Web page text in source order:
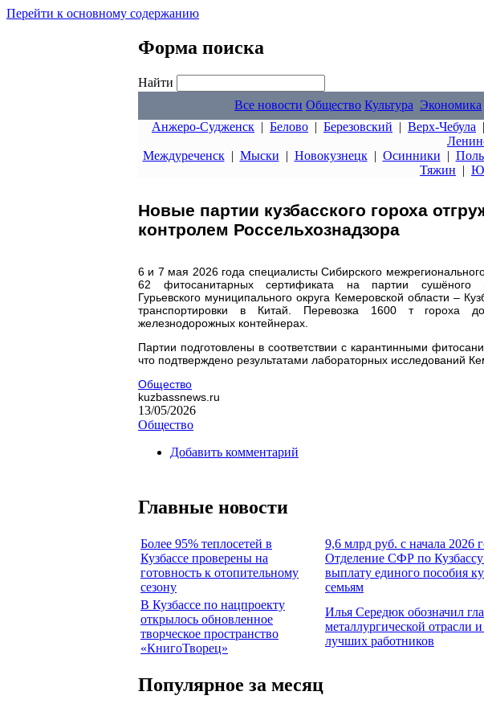
Перейти к основному содержанию
Форма поиска
Найти
Все новости Общество Культура Экономика
Анжеро-Судженск | Белово | Березовский | Верх-Чебула |
Междуреченск| Мыски | Новокузнецк| Осинники |
Тяжин |
Новые партии кузбасского гороха
контролем Россельхознадзора
6 и 7 мая 2026 года специалисты Сибирского
62 фитосанитарных сертификата на партии
Гурьевского муниципального округа Кемеровской области –
транспортировки в Китай. Перевозка 1600 т гороха
железнодорожных контейнерах.
Партии подготовлены в соответствии с карантинными
что подтверждено результатами лабораторных исследований
Общество
kuzbassnews.ru
13/05/2026
Общество
Добавить комментарий
Главные новости
Более 95% теплосетей в
Кузбассе проверены на
готовность к отопительному
сезону
9,6 млрд руб. с начала 2026
Отделение СФР по
выплату единого пособия
семьям
В Кузбассе по нацпроекту
открылось обновленное
творческое пространство
«КнигоТворец»
Илья Середюк обозначил
металлургической отрасли
лучших работников
Популярное за месяц